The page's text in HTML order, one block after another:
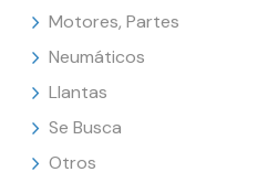
Motores, Partes
Neumáticos
Llantas
Se Busca
Otros